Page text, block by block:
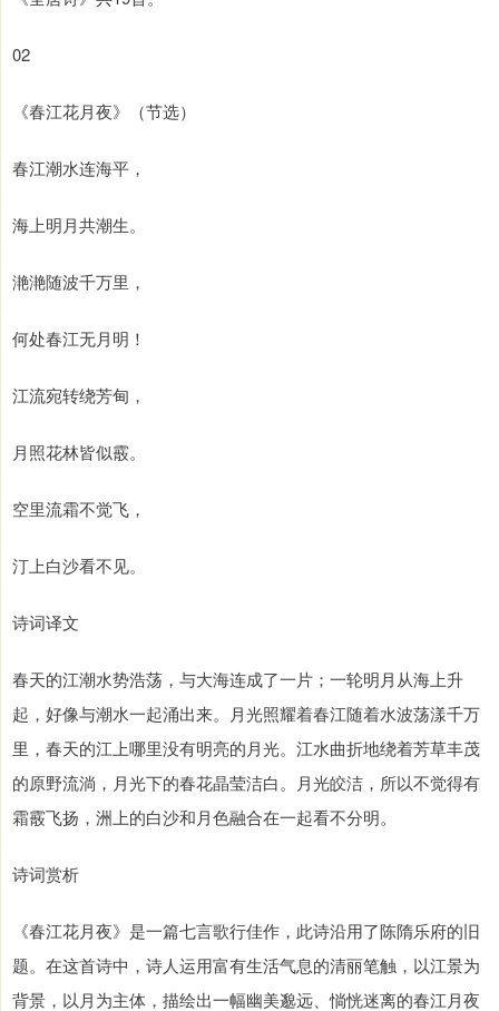
02
《春江花月夜》（节选）
春江潮水连海平，
海上明月共潮生。
滟滟随波千万里，
何处春江无月明！
江流宛转绕芳甸，
月照花林皆似霰。
空里流霜不觉飞，
汀上白沙看不见。
诗词译文
春天的江潮水势浩荡，与大海连成了一片；一轮明月从海上升
起，好像与潮水一起涌出来。月光照耀着春江随着水波荡漾千万
里，春天的江上哪里没有明亮的月光。江水曲折地绕着芳草丰茂
的原野流淌，月光下的春花晶莹洁白。月光皎洁，所以不觉得有
霜霰飞扬，洲上的白沙和月色融合在一起看不分明。
诗词赏析
《春江花月夜》是一篇七言歌行佳作，此诗沿用了陈隋乐府的旧
题。在这首诗中，诗人运用富有生活气息的清丽笔触，以江景为
背景，以月为主体，描绘出一幅幽美邈远、惝恍迷离的春江月夜